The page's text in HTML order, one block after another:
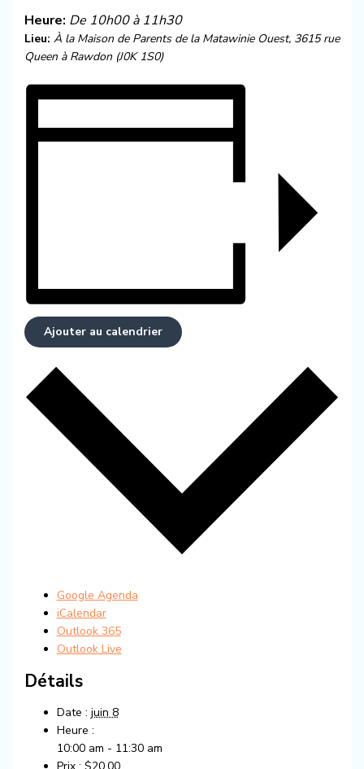
Heure: De 10h00 à 11h30
Lieu: À la Maison de Parents de la Matawinie Ouest, 3615 rue
Queen à Rawdon (J0K 1S0)
Ajouter au calendrier
Google Agenda
iCalendar
Outlook 365
Outlook Live
Détails
Date : juin 8
Heure :
10:00 am - 11:30 am